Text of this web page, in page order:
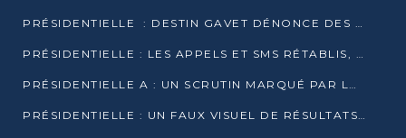
PRÉSIDENTIELLE : DESTIN GAVET DÉNONCE DES IRRÉGULARITÉS ET REVENDIQUE LA VICTOIRE
PRÉSIDENTIELLE : LES APPELS ET SMS RÉTABLIS, INTERNET RESTE BLOQUÉ
PRÉSIDENTIELLE A : UN SCRUTIN MARQUÉ PAR LA COUPURE D’INTERNET ET UNE AFFLUENCE TIMIDE À BRAZZAVILLE
PRÉSIDENTIELLE : UN FAUX VISUEL DE RÉSULTATS CIRCULE